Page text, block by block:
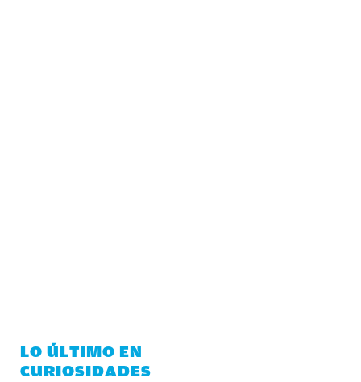
LO ÚLTIMO EN
CURIOSIDADES